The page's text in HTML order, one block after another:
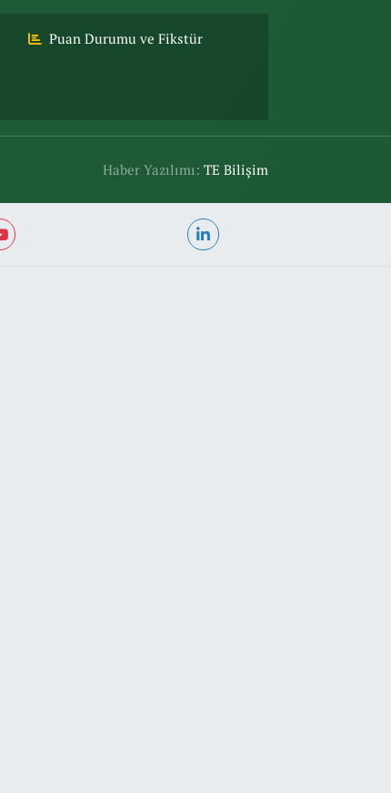
Puan Durumu ve Fikstür
Haber Yazılımı:TE Bilişim